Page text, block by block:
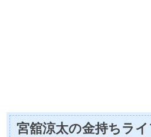
宮舘涼太の金持ちラ